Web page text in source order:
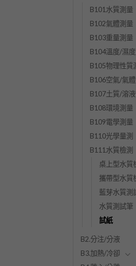
B101水質測量
B102氣體測量
B103重量測量
B104溫度/濕
B105物理性質
B106空氣/氣
B107土質/溶
B108環境測量
B109電學測量
B110光學量測
B111水質檢測
桌上型水質
攜帶型水質
藍芽水質測
水質測試筆
試紙
B2.分注/分液
B3.加熱/冷卻